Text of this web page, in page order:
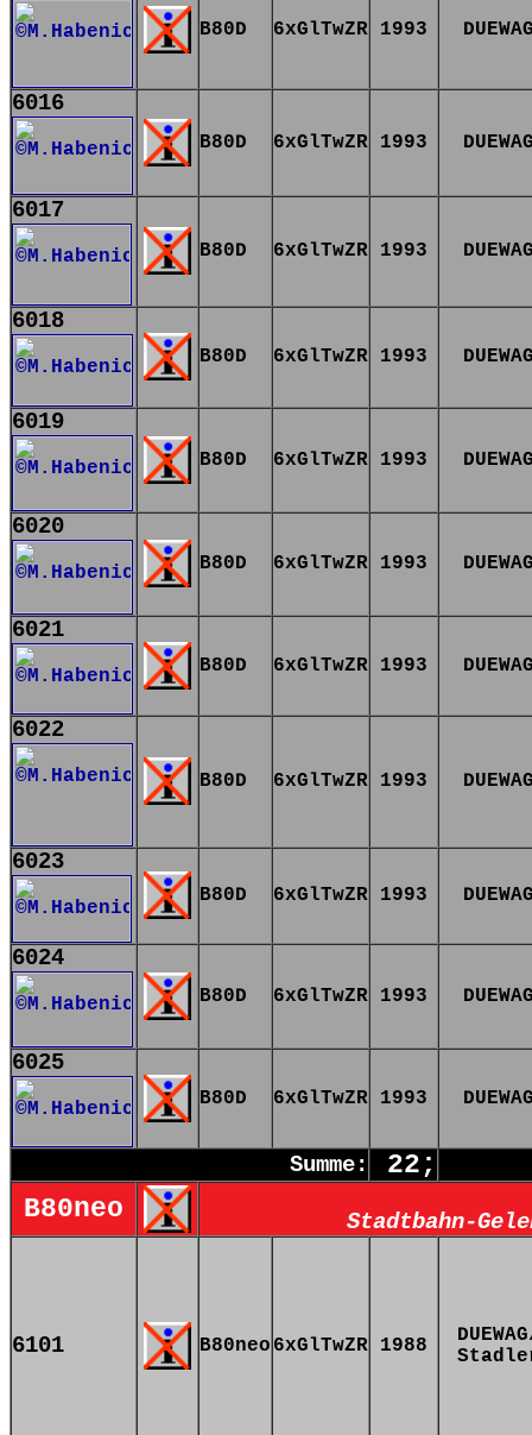
B80D 6xGlTwZR 1993
6016
B80D 6xGlTwZR 1993
6017
B80D 6xGlTwZR 1993
6018
B80D 6xGlTwZR 1993
6019
B80D 6xGlTwZR 1993
6020
B80D 6xGlTwZR 1993
6021
B80D 6xGlTwZR 1993
6022
B80D 6xGlTwZR 1993
6023
B80D 6xGlTwZR 1993
6024
B80D 6xGlTwZR 1993
6025
B80D 6xGlTwZR 1993
Summe:
22;
B80neo
Stadtbahn-
6101 B80neo 6xGlTwZR 1988